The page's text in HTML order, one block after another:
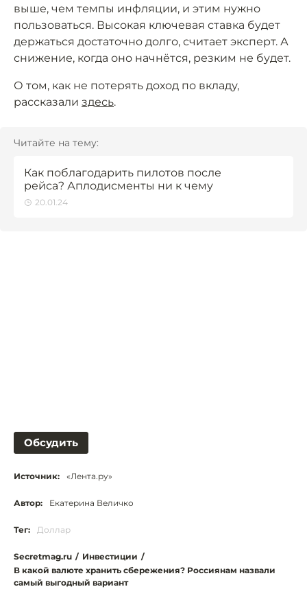
выше, чем темпы инфляции, и этим нужно
пользоваться. Высокая ключевая ставка будет
держаться достаточно долго, считает эксперт. А
снижение, когда оно начнётся, резким не будет.
О том, как не потерять доход по вкладу,
рассказали здесь.
Читайте на тему:
Как поблагодарить пилотов после
рейса? Аплодисменты ни к чему
20.01.24
Обсудить
Источник: «Лента.ру»
Автор: Екатерина Величко
Тег: Доллар
Secretmag.ru / Инвестиции /
В какой валюте хранить сбережения? Россиянам назвали
самый выгодный вариант